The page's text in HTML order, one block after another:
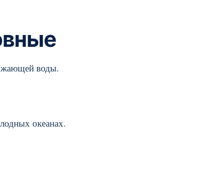
воды.
океанах.